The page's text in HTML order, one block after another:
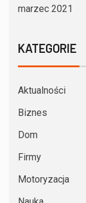
marzec 2021
KATEGORIE
Aktualności
Biznes
Dom
Firmy
Motoryzacja